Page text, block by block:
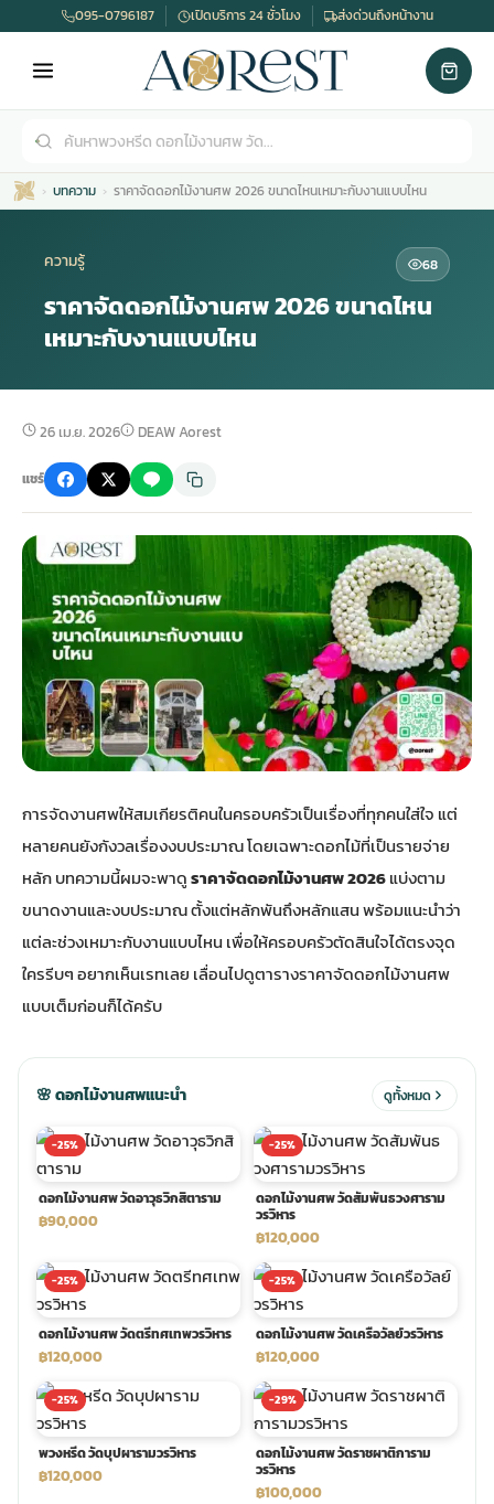
ดอกไม้หน้าศพ
จัดดอกไม้หน้าศพ
ดอกไม้หน้าหีบ
ดอกไม้หน้างานศพ
ดอกไม้หน้าโลง
จัดดอกไม้หน้ารูป
จัดดอกไม้หน้าโลง
ดอกไม้งานศพ ส่งด่วน
ดอกไม้งานศพ ปากคลองตลาด
ร้านดอกไม้งานศพ ใกล้ฉัน
จัดดอกไม้งานศพ ราคา
ดอกไม้งานศพ ส่งฟรี
ดอกไม้งานศพ ออนไลน์
พวงหรีด กรุงเทพ
สั่งพวงหรีด
ร้านพวงหรีด
ดอกไม้พวงหรีด
พวงหรีดปทุม
พวงหรีดพระราม 2
พวงหรีด ปากคลองตลาด
พวงหรีดราคาถูก
พวงหรีดดอกไม้สด
สั่งพวงหรีด ออนไลน์
ส่งพวงหรีด ด่วน กรุงเทพ
พวงหรีด ปากคลองตลาด ราคา
พวงหรีด ส่งด่วน วันนี้
มรุสีขาว
ไม้หน้าเมรุ
กไม้หน้าเมรุ
น้าเมรุ ราคา
มรุ กรุงเทพ
ม้หน้าเมรุ
มรุ ออนไลน์
มรุ ส่งด่วน
ไม้งานแต่ง
ไม้งานแต่ง ราคาถูก
ไม้งานแต่ง กรุงเทพ
อกไม้งานแต่ง
ดอกไม้งานแต่ง
ไม้งานแต่ง แบบสวยๆ
พวงหรีดพัดลม
พวงหรีดพัดลม ราคาถูก
พวงหรีดพัดลม กรุงเทพ
พวงหรีดพัดลม ส่งด่วน
สั่งพวงหรีดพัดลม
ร้านพวงหรีดพัดลม
พวงหรีดพัดลม ปากคลองตลาด
พวงหรีดพัดลม แบบสวยๆ
รับจัดงานศพ
รับจัดงานศพ ครบวงจร
รับจัดงานศพ กรุงเทพ
แพ็คเกจจัดงานศพ
ค่าใช้จ่ายจัดงานศพ
จัดงานศพ วัด
จัดงานศพ ราคาถูก
095-0796187 เปิดบริการ 24 ชั่วโมง ส่งด่วนถึงหน้างาน
บทความ ราคาจัดดอกไม้งานศพ 2026 ขนาดไหนเหมาะกับงานแบบไหน
ความรู้ 68
ราคาจัดดอกไม้งานศพ 2026 ขนาดไหน
เหมาะกับงานแบบไหน
26 เม.ย. 2026 DEAW Aorest
แชร์
การจัดงานศพให้สมเกียรติคนในครอบครัวเป็นเรื่องที่ทุกคนใส่ใจ แต่
หลายคนยังกังวลเรื่องงบประมาณ โดยเฉพาะดอกไม้ที่เป็นรายจ่าย
หลัก บทความนี้ผมจะพาดูราคาจัดดอกไม้งานศพ 2026แบ่งตาม
ขนาดงานและงบประมาณ ตั้งแต่หลักพันถึงหลักแสน พร้อมแนะนำว่า
แต่ละช่วงเหมาะกับงานแบบไหน เพื่อให้ครอบครัวตัดสินใจได้ตรงจุด
ใครรีบๆ อยากเห็นเรทเลย เลื่อนไปดูตารางราคาจัดดอกไม้งานศพ
แบบเต็มก่อนก็ได้ครับ
🌸 ดอกไม้งานศพแนะนำ ดูทั้งหมด
-25%
ดอกไม้งานศพ วัดอาวุธวิกสิตาราม
฿90,000
-25%
ดอกไม้งานศพ วัดสัมพันธวงศาราม
วรวิหาร
฿120,000
-25%
ดอกไม้งานศพ วัดตรีทศเทพวรวิหาร
฿120,000
-25%
ดอกไม้งานศพ วัดเครือวัลย์วรวิหาร
฿120,000
-25%
พวงหรีด วัดบุปผารามวรวิหาร
฿120,000
-29%
ดอกไม้งานศพ วัดราชผาติการาม
วรวิหาร
฿100,000